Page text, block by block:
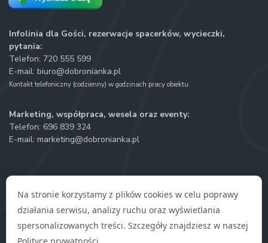
Infolinia dla Gości, rezerwacje spacerków, wycieczki,
pytania:
Telefon: 720 555 599
E-mail: biuro@dobronianka.pl
Kontakt telefoniczny (codzienny) w godzinach pracy obiektu.
Marketing, współpraca, wesela oraz eventy:
Telefon: 696 839 324
E-mail: marketing@dobronianka.pl
Polityka prywatności
Regulamin zakupów on-line
Na stronie korzystamy z plików cookies w celu poprawy
działania serwisu, analizy ruchu oraz wyświetlania
spersonalizowanych treści. Szczegóły znajdziesz w naszej